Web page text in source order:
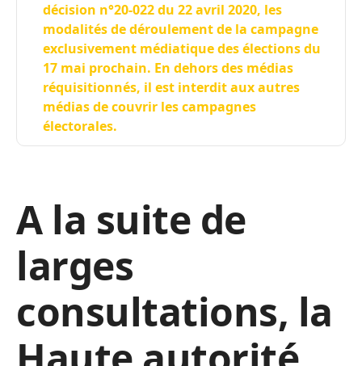
décision n°20-022 du 22 avril 2020, les
modalités de déroulement de la campagne
exclusivement médiatique des élections du
17 mai prochain. En dehors des médias
réquisitionnés, il est interdit aux autres
médias de couvrir les campagnes
électorales.
A la suite de
larges
consultations, la